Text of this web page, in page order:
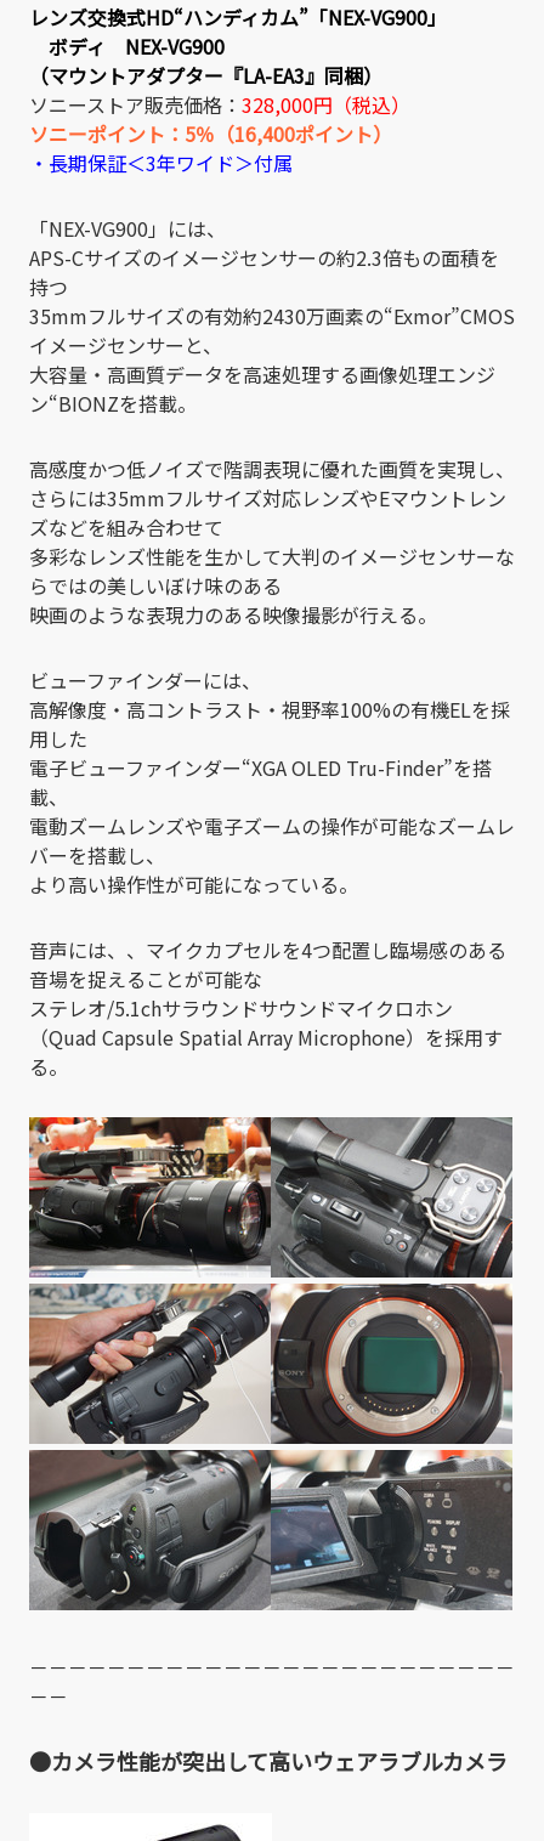
レンズ交換式HD“ハンディカム”「NEX-VG900」
ボディ NEX-VG900
（マウントアダプター『LA-EA3』同梱）
ソニーストア販売価格： 328,000円（税込）
ソニーポイント：5％（16,400ポイント）
・長期保証＜3年ワイド＞付属
「NEX-VG900」には、
APS-Cサイズのイメージセンサーの約2.3倍もの面積を
持つ
35mmフルサイズの有効約2430万画素の“Exmor”CMOS
イメージセンサーと、
大容量・高画質データを高速処理する画像処理エンジ
ン“BIONZを搭載。
高感度かつ低ノイズで階調表現に優れた画質を実現し、
さらには35mmフルサイズ対応レンズやEマウントレン
ズなどを組み合わせて
多彩なレンズ性能を生かして大判のイメージセンサーな
らではの美しいぼけ味のある
映画のような表現力のある映像撮影が行える。
ビューファインダーには、
高解像度・高コントラスト・視野率100%の有機ELを採
用した
電子ビューファインダー“XGA OLED Tru-Finder”を搭
載、
電動ズームレンズや電子ズームの操作が可能なズームレ
バーを搭載し、
より高い操作性が可能になっている。
音声には、、マイクカプセルを4つ配置し臨場感のある
音場を捉えることが可能な
ステレオ/5.1chサラウンドサウンドマイクロホン
（Quad Capsule Spatial Array Microphone）を採用す
る。
－－－－－－－－－－－－－－－－－－－－－－－－－
－－
●カメラ性能が突出して高いウェアラブルカメラ